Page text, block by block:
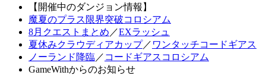
【開催中のダンジョン情報】
魔夏のプラス限界突破コロシアム
8月クエストまとめ ／EXラッシュ
夏休みクラウディアカップ／ ワンタッチコードギアス
ノーランド降臨／ コードギアスコロシアム
GameWithからのお知らせ